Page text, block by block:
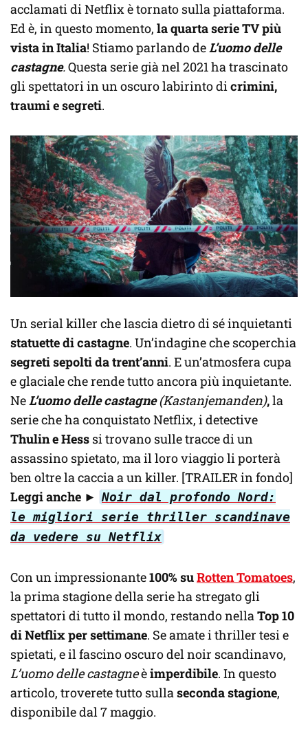
acclamati di Netflix è tornato sulla piattaforma.
Ed è, in questo momento, la quarta serie TV più
vista in Italia! Stiamo parlando deL’uomo delle
castagne.Questa serie già nel 2021 ha trascinato
gli spettatori in un oscuro labirinto dicrimini,
traumi e segreti.
Un serial killer che lascia dietro di sé inquietanti
statuette di castagne. Un’indagine che scoperchia
segreti sepolti da trent’anni. E un’atmosfera cupa
e glaciale che rende tutto ancora più inquietante.
NeL’uomo delle castagne (Kastanjemanden),la
serie che ha conquistato Netflix, i detective
Thulin e Hess si trovano sulle tracce di un
assassino spietato, ma il loro viaggio li porterà
ben oltre la caccia a un killer. [TRAILER in fondo]
Leggi anche ► Noir dal profondo Nord:
le migliori serie thriller scandinave
da vedere su Netflix
Con un impressionante100% suRotten Tomatoes,
la prima stagione della serie ha stregato gli
spettatori di tutto il mondo, restando nellaTop 10
di Netflix per settimane. Se amate i thriller tesi e
spietati, e il fascino oscuro del noir scandinavo,
L’uomo delle castagneèimperdibile. In questo
articolo, troverete tutto sullaseconda stagione,
disponibile dal 7 maggio.